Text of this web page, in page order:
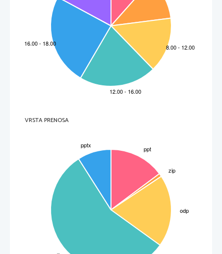
VRSTA PRENOSA